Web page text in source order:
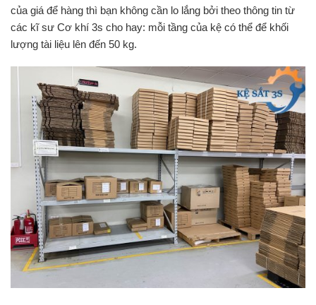
của giá để hàng thì bạn không cần lo lắng bởi theo thông tin từ
các kĩ sư Cơ khí 3s cho hay: mỗi tầng của kệ có thể để khối
lượng tài liệu lên đến 50 kg.